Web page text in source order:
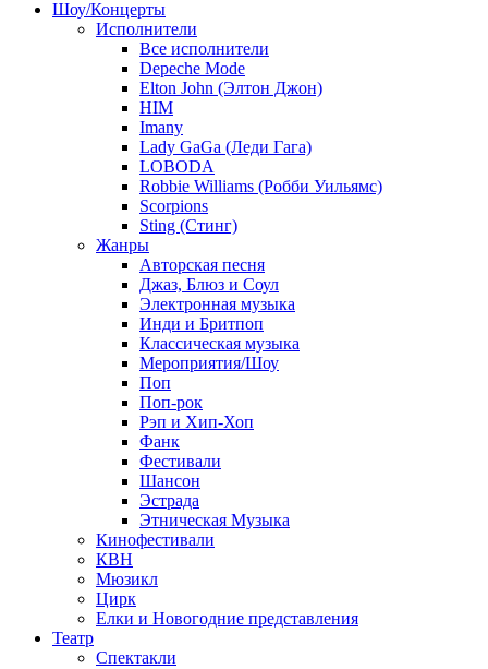
Шоу/Концерты
Исполнители
Все исполнители
Depeche Mode
Elton John (Элтон Джон)
HIM
Imany
Lady GaGa (Леди Гага)
LOBODA
Robbie Williams (Робби Уильямс)
Scorpions
Sting (Стинг)
Жанры
Авторская песня
Джаз, Блюз и Соул
Электронная музыка
Инди и Бритпоп
Классическая музыка
Мероприятия/Шоу
Поп
Поп-рок
Рэп и Хип-Хоп
Фанк
Фестивали
Шансон
Эстрада
Этническая Музыка
Кинофестивали
КВН
Мюзикл
Цирк
Елки и Новогодние представления
Театр
Спектакли